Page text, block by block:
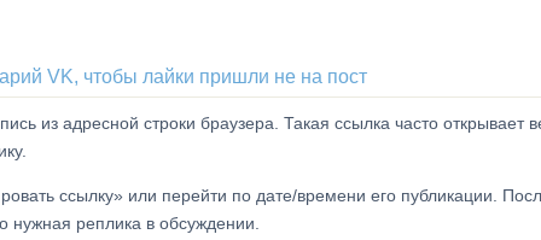
VK, чтобы лайки пришли не на пост
из адресной строки браузера. Такая ссылка часто открывает
ссылку» или перейти по дате/времени его публикации.
нужная реплика в обсуждении.